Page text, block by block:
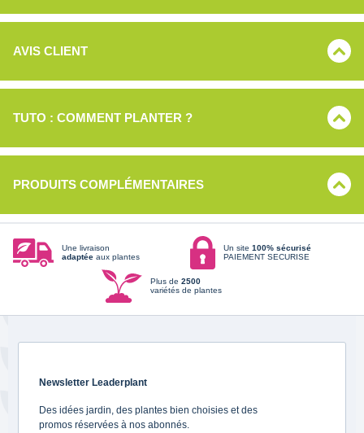
AVIS CLIENT
TUTO : COMMENT PLANTER ?
PRODUITS COMPLÉMENTAIRES
Une livraison
adaptée aux plantes
Un site 100% sécurisé
PAIEMENT SECURISE
Plus de 2500
variétés de plantes
Newsletter Leaderplant
Des idées jardin, des plantes bien choisies et des
promos réservées à nos abonnés.